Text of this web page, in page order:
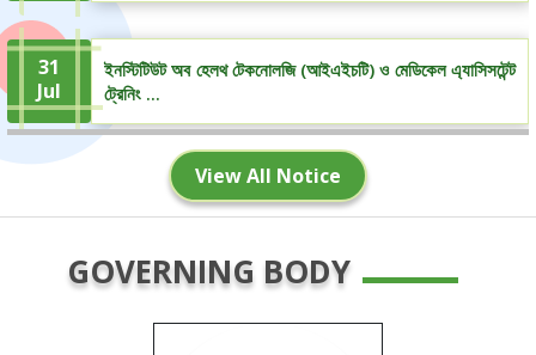
31
Jul
ইনস্টিটিউট অব হেলথ টেকনোলজি (আইএইচটি) ও মেডিকেল এ্যাসিসটেন্ট
ট্রেনিং ...
May
2024-2025 Nursing Admission Result
মেডিকেল এ্যাসিস্ট্যান্ট ট্রেনিং স্কুল- ২০২৩ইং লিখিত পরীক্ষার সময়সূচী
View All Notice
GOVERNING BODY